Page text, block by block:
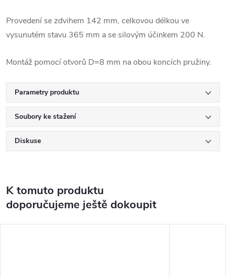
Provedení se zdvihem 142 mm, celkovou délkou ve
vysunutém stavu 365 mm a se silovým účinkem 200 N.
Montáž pomocí otvorů D=8 mm na obou koncích pružiny.
Parametry produktu
Soubory ke stažení
Diskuse
K tomuto produktu
doporučujeme ještě dokoupit